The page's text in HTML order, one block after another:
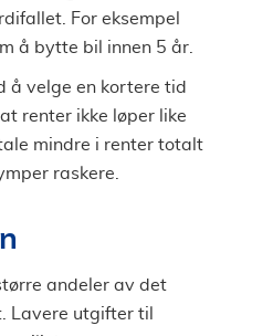
For eksempel
å bytte bil innen 5 år.
å velge en kortere tid
renter ikke løper like
mindre i renter totalt
raskere.
andeler av det
Lavere utgifter til